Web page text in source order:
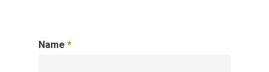
Name *